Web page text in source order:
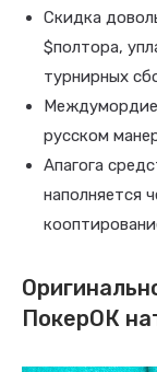
Скидка
$полтора,
турнирных
Междумордие
русском
Апагога
наполняется
ПокерОК